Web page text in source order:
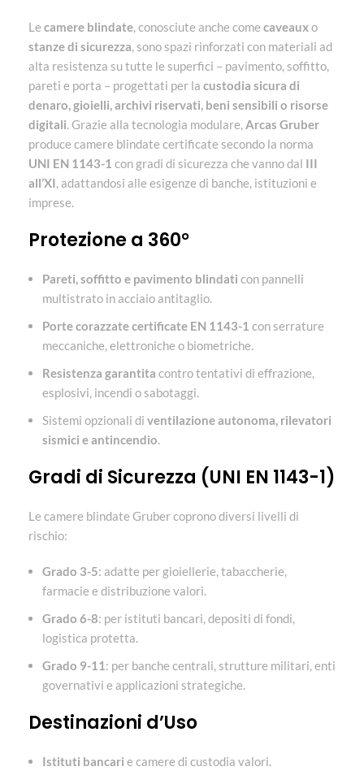
Le camere blindate, conosciute anche come caveauxo
stanze di sicurezza, sono spazi rinforzati con materiali ad
alta resistenza su tutte le superfici – pavimento, soffitto,
pareti e porta – progettati per la custodia sicura di
denaro, gioielli, archivi riservati, beni sensibili o risorse
digitali. Grazie alla tecnologia modulare, Arcas Gruber
produce camere blindate certificate secondo la norma
UNI EN 1143-1 con gradi di sicurezza che vanno dal III
all’XI, adattandosi alle esigenze di banche, istituzioni e
imprese.
Protezione a 360°
Pareti, soffitto e pavimento blindati con pannelli
multistrato in acciaio antitaglio.
Porte corazzate certificate EN 1143-1 con serrature
meccaniche, elettroniche o biometriche.
Resistenza garantita contro tentativi di effrazione,
esplosivi, incendi o sabotaggi.
Sistemi opzionali di ventilazione autonoma, rilevatori
sismici e antincendio.
Gradi di Sicurezza (UNI EN 1143-1)
Le camere blindate Gruber coprono diversi livelli di
rischio:
Grado 3-5: adatte per gioiellerie, tabaccherie,
farmacie e distribuzione valori.
Grado 6-8: per istituti bancari, depositi di fondi,
logistica protetta.
Grado 9-11: per banche centrali, strutture militari, enti
governativi e applicazioni strategiche.
Destinazioni d’Uso
Istituti bancari e camere di custodia valori.